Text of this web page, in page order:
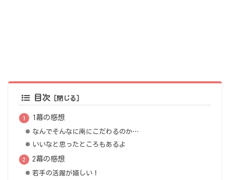
目次
1幕の感想
なんでそんなに南にこだわるのか…
いいなと思ったところもあるよ
2幕の感想
若手の活躍が嬉しい！